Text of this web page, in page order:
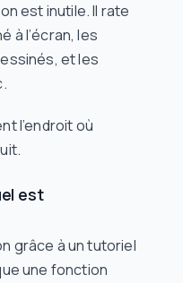
est inutile. Il rate
à l’écran, les
et les
l’endroit où
est
grâce à un tutoriel
une fonction